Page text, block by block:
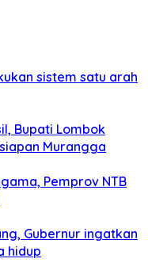
sistem satu arah
Bupati Lombok
Murangga
Pemprov NTB
Gubernur ingatkan
hidup